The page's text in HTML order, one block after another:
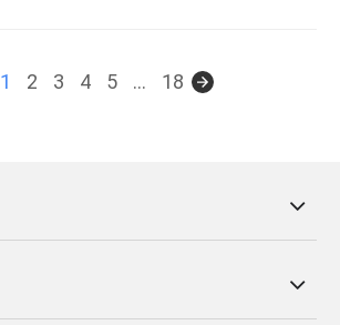
1 2 3 4 5 ... 18